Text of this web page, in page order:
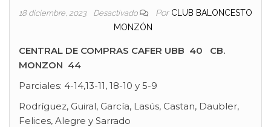
18 diciembre, 2023 Desactivado Por CLUB BALONCESTO
MONZÓN
CENTRAL DE COMPRAS CAFER UBB 40 CB.
MONZON 44
Parciales: 4-14,13-11, 18-10 y 5-9
Rodríguez, Guiral, García, Lasús, Castan, Daubler,
Felices, Alegre y Sarrado